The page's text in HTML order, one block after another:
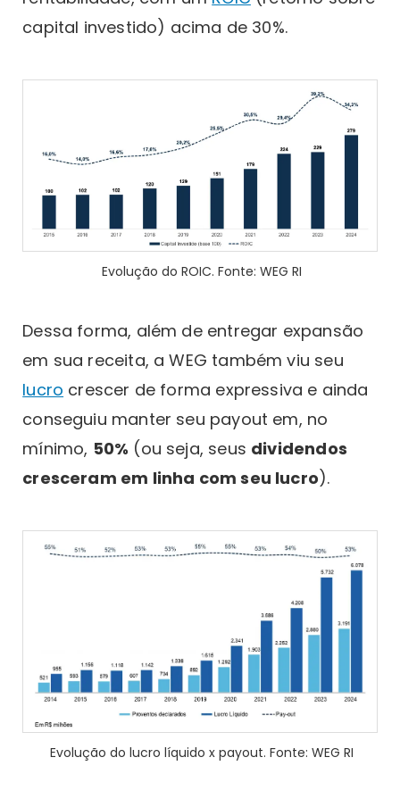
capital investido) acima de 30%.
Evolução do ROIC. Fonte: WEG RI
Dessa forma, além de entregar expansão
em sua receita, a WEG também viu seu
lucro crescer de forma expressiva e ainda
conseguiu manter seu payout em, no
mínimo, 50% (ou seja, seus dividendos
cresceram em linha com seu lucro).
Evolução do lucro líquido x payout. Fonte: WEG RI